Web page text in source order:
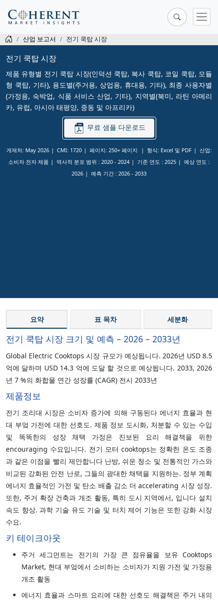
산업 보고서 전기 쿡탑 시장
전기 쿡탑 시장
제품 유형별 전기 쿡탑 시장(인덕션 쿡탑, 복사 쿡탑, 코일 쿡탑, 모듈
형 쿡탑, 기타), 용도별(주거용, 상업용, 휴대용, 기타), 최종 사용자별
(가정용, 숙박업, 식품 서비스 산업, 기타), 지역별(북미, 라틴 아메리
카, 유럽, 아시아 태평양, 중동 및 아프리카)
무료 샘플 다운로드
게재처: May 2026 CMI: 1720 페이지: 250+ 페이지 형식: Excel 및 PDF
산업:
소비자 전자 제품
역사적 분포 범위 : 2020 - 2024 기준 연도 : 2025
예상 연도 :
2026
예측 기간 : 2026 - 2033
요약 표 목차 세분화
전기 쿡탑 시장 크기 및 예측 – 2026 – 2033년
Global Electric Cooktops 시장 규모가 예상됩니다. 2026년 USD 8.5
억에 달하며 USD 14.3 억에 도달 할 것으로 예상됩니다. 2033, 2026
년 7 %의 화합물 연간 성장률 (CAGR) 전시 2033년
제품정보
전기 조리대 시장은 소비자 증가에 의해 구동된다 에너지 효율과 현
대 부엌 가전에 대한 선호도. 제품 정보 도시화, 처분할 수 있는 수입
및 똑똑한의 성장 채택 가정은 진보된 요리 해결책을 위한
encouraging 수요입니다. 전기 모터 cooktops는 정확한 온도 조종
과 같은 이점을 빨리 제안합니다 난방, 쉬운 청소 및 전통적인 가스와
비교된 강화된 안전 난로, 그들의 광대한 채택을 지원하는. 정부 계획
에너지 효율적인 가전 및 탄소 배출 감소 더 accelerating 시장 성장.
또한, 주거 확장 건축과 개조 활동, 특히 도시 지역에서, 입니다 설치
속도 향상. 과학 기술 유도 기술 및 터치 제어 기능은 또한 강화 시장
수요.
키 테이크아웃
주거 세그먼트는 전기의 가장 큰 점유율을 보유 Cooktops
Market, 현대 부엌에서 소비하는 소비자가 지원 가전 및 가정용
개조 활동
에너지 효율과 스마트 요리에 대한 선호도 해결책은 주거 내의